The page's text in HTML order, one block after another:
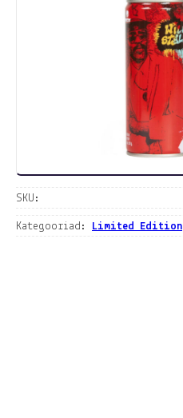
SKU:
Kategooriad: Limited Edition